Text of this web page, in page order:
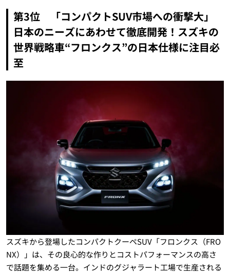
第3位 「コンパクトSUV市場への衝撃大」
日本のニーズにあわせて徹底開発！スズキの
世界戦略車“フロンクス”の日本仕様に注目必
至
スズキから登場したコンパクトクーペSUV「フロンクス（FRO
NX）」は、その良心的な作りとコストパフォーマンスの高さ
で話題を集める一台。インドのグジャラート工場で生産される